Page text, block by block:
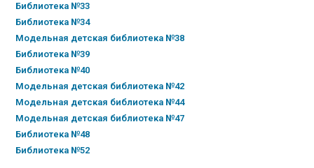
Библиотека №33
Библиотека №34
Модельная детская библиотека №38
Библиотека №39
Библиотека №40
Модельная детская библиотека №42
Модельная детская библиотека №44
Модельная детская библиотека №47
Библиотека №48
Библиотека №52